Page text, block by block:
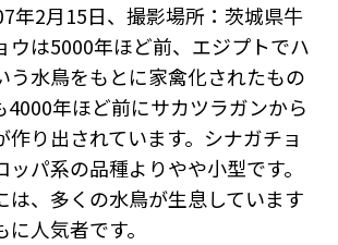
年2月15日、撮影場所：茨城県牛
ウは5000年ほど前、エジプトでハ
う水鳥をもとに家禽化されたもの
4000年ほど前にサカツラガンから
作り出されています。シナガチョ
パ系の品種よりやや小型です。
は、多くの水鳥が生息しています
人気者です。